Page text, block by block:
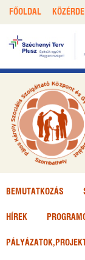
FŐOLDAL
BEMUTATKOZÁS
HÍREK
PÁLYÁZATOK,